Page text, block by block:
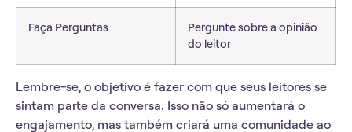
Faça Perguntas
Pergunte sobre a opinião
do leitor
Lembre-se, o objetivo é fazer com que seus leitores se
sintam parte da conversa. Isso não só aumentará o
engajamento, mas também criará uma comunidade ao